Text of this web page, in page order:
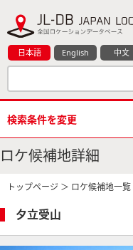
日本語 English 中文
検索条件を変更
ロケ候補地詳細
トップページ ＞ ロケ候補地一覧
夕立受山